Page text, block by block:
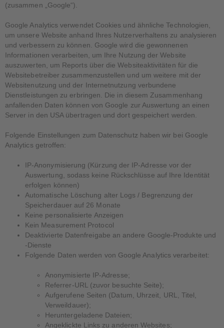
(zusammen „Google“).
Google Analytics verwendet Cookies und ähnliche Technologien,
um unsere Website anhand Ihres Nutzerverhaltens zu analysieren
und verbessern zu können. Google wird die gewonnenen
Informationen verarbeiten, um Ihre Nutzung der Website
auszuwerten, um Reports über die Websiteaktivitäten für die
Websitebetreiber zusammenzustellen und um weitere mit der
Websitenutzung und der Internetnutzung verbundene
Dienstleistungen zu erbringen. Die in diesem Zusammenhang
anfallenden Daten können von Google zur Auswertung an einen
Server in den USA übertragen und dort gespeichert werden.
Folgende Einstellungen zum Datenschutz haben wir bei Google
Analytics getroffen:
IP-Anonymisierung (Kürzung der IP-Adresse vor der
Auswertung, sodass keine Rückschlüsse auf Ihre Identität
erfolgen können)
Automatische Löschung alter Logs / Begrenzung der
Speicherdauer auf 26 Monate
Keine personalisierte Anzeigen
Kein Measurement Protocol
Deaktivierte Datenfreigabe an andere Google-Produkte und
-Dienste
Folgende Daten werden von Google Analytics verarbeitet:
Anonymisierte IP-Adresse;
Referrer-URL (zuvor besuchte Seite);
Aufgerufene Seiten (Datum, Uhrzeit, URL, Titel,
Verweildauer);
Heruntergeladene Dateien;
Angeklickte Links zu anderen Websites;